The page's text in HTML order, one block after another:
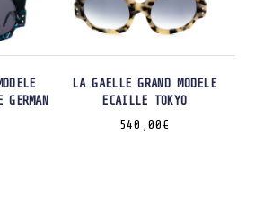
GERMAN
LA GAELLE GRAND MODELE
ECAILLE TOKYO
540,00 €